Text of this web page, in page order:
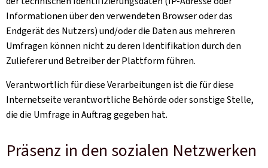
Informationen über den verwendeten Browser oder das
Endgerät des Nutzers) und/oder die Daten aus mehreren
Umfragen können nicht zu deren Identifikation durch den
Zulieferer und Betreiber der Plattform führen.
Verantwortlich für diese Verarbeitungen ist die für diese
Internetseite verantwortliche Behörde oder sonstige Stelle,
die die Umfrage in Auftrag gegeben hat.
Präsenz in den sozialen Netzwerken